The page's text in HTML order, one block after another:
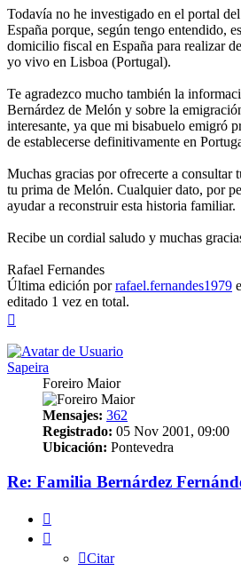
Todavía no he investigado en el portal
España porque, según tengo entendido,
domicilio fiscal en España para realizar
yo vivo en Lisboa (Portugal).
Te agradezco mucho también la
Bernárdez de Melón y sobre la
interesante, ya que mi bisabuelo emigró
de establecerse definitivamente en
Muchas gracias por ofrecerte a consultar
tu prima de Melón. Cualquier dato, por
ayudar a reconstruir esta historia familiar.
Recibe un cordial saludo y muchas
Rafael Fernandes
Última edición porrafael.fernandes1979
editado 1 vez en total.
Sapeira
Foreiro Maior
Mensajes: 362
Registrado: 05 Nov 2001, 09:00
Ubicación: Pontevedra
Re: Familia Bernárdez
Citar